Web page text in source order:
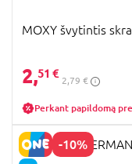
MOXY švytintis
2,51 €
2,79 €
Perkant papildomą
-10%
RUBIES